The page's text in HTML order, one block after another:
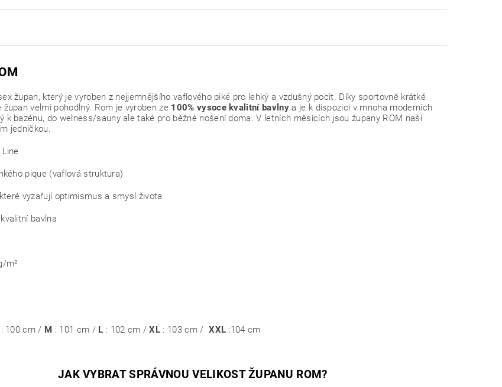
župan, který je vyroben z nejjemnějšího vaflového piké pro lehký a vzdušný pocit. Díky sportovně krátké
velmi pohodlný. Rom je vyroben ze 100% vysoce kvalitní bavlnya je k dispozici v mnoha moderních
k bazénu, do welness/sauny ale také pro běžné nošení doma. V letních měsících jsou župany ROM naší
jedničkou.
pique (vaflová struktura)
vyzařují optimismus a smysl života
bavlna
m²
: 100 cm / M : 101 cm / L : 102 cm /XL : 103 cm /XXL :104 cm
JAK VYBRAT SPRÁVNOU VELIKOST ŽUPANU ROM?